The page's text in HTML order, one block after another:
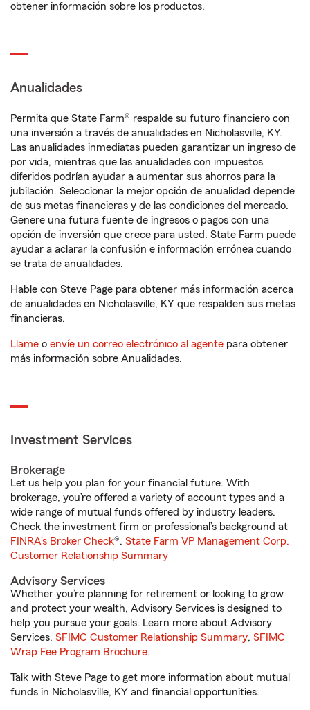
obtener información sobre los productos.
Anualidades
Permita que State Farm® respalde su futuro financiero con
una inversión a través de anualidades en Nicholasville, KY.
Las anualidades inmediatas pueden garantizar un ingreso de
por vida, mientras que las anualidades con impuestos
diferidos podrían ayudar a aumentar sus ahorros para la
jubilación. Seleccionar la mejor opción de anualidad depende
de sus metas financieras y de las condiciones del mercado.
Genere una futura fuente de ingresos o pagos con una
opción de inversión que crece para usted. State Farm puede
ayudar a aclarar la confusión e información errónea cuando
se trata de anualidades.
Hable con Steve Page para obtener más información acerca
de anualidades en Nicholasville, KY que respalden sus metas
financieras.
Llame o envíe un correo electrónico al agente para obtener
más información sobre Anualidades.
Investment Services
Brokerage
Let us help you plan for your financial future. With
brokerage, you’re offered a variety of account types and a
wide range of mutual funds offered by industry leaders.
Check the investment firm or professional’s background at
FINRA's Broker Check®. State Farm VP Management Corp.
Customer Relationship Summary
Advisory Services
Whether you’re planning for retirement or looking to grow
and protect your wealth, Advisory Services is designed to
help you pursue your goals. Learn more about Advisory
Services. SFIMC Customer Relationship Summary, SFIMC
Wrap Fee Program Brochure.
Talk with Steve Page to get more information about mutual
funds in Nicholasville, KY and financial opportunities.